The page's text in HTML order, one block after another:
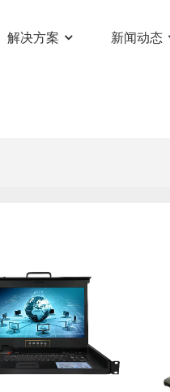
解决方案 新闻动态